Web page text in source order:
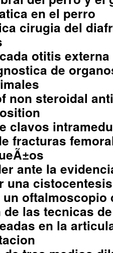
en el perro
cirugia del
otitis externa
de
non steroidal
clavos
fracturas
ante la
una
oftalmoscopio
las tecnicas
en la